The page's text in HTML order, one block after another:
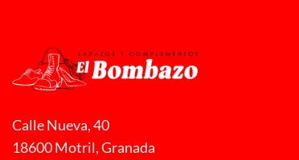
Calle Nueva, 40
18600 Motril, Granada